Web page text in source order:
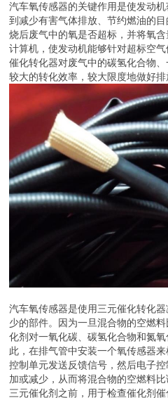
汽车氧传感器的关键作用是使发动
到减少有害气体排放、节约燃油的
烧后废气中的氧是否超标，并将氧
计算机，使发动机能够针对超标空
催化转化器对废气中的碳氢化合物
较大的转化效率，较大限度地做好排
汽车氧传感器是使用三元催化转化
少的部件。因为一旦混合物的空燃
化剂对一氧化碳、碳氢化合物和氮
此，在排气管中安装一个氧传感器
控制单元发送反馈信号，然后电子
加或减少，从而将混合物的空燃料
三元催化剂之前，用于检查催化剂